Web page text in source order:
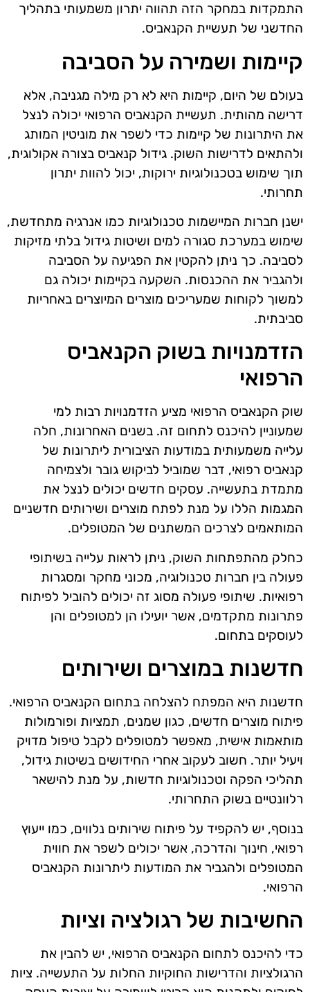
התמקדות במחקר הזה תהווה יתרון משמעותי בתהליך
החדשני של תעשיית הקנאביס.
קיימות ושמירה על הסביבה
בעולם של היום, קיימות היא לא רק מילה מגניבה, אלא
דרישה מהותית. תעשיית הקנאביס הרפואי יכולה לנצל
את היתרונות של קיימות כדי לשפר את מוניטין המותג
ולהתאים לדרישות השוק. גידול קנאביס בצורה אקולוגית,
תוך שימוש בטכנולוגיות ירוקות, יכול להוות יתרון
תחרותי.
ישנן חברות המיישמות טכנולוגיות כמו אנרגיה מתחדשת,
שימוש במערכת סגורה למים ושיטות גידול בלתי מזיקות
לסביבה. כך ניתן להקטין את הפגיעה על הסביבה
ולהגביר את ההכנסות. השקעה בקיימות יכולה גם
למשוך לקוחות שמעריכים מוצרים המיוצרים באחריות
סביבתית.
הזדמנויות בשוק הקנאביס
הרפואי
שוק הקנאביס הרפואי מציע הזדמנויות רבות למי
שמעוניין להיכנס לתחום זה. בשנים האחרונות, חלה
עלייה משמעותית במודעות הציבורית ליתרונות של
קנאביס רפואי, דבר שמוביל לביקוש גובר ולצמיחה
מתמדת בתעשייה. עסקים חדשים יכולים לנצל את
המגמות הללו על מנת לפתח מוצרים ושירותים חדשניים
המותאמים לצרכים המשתנים של המטופלים.
כחלק מהתפתחות השוק, ניתן לראות עלייה בשיתופי
פעולה בין חברות טכנולוגיה, מכוני מחקר ומסגרות
רפואיות. שיתופי פעולה מסוג זה יכולים להוביל לפיתוח
פתרונות מתקדמים, אשר יועילו הן למטופלים והן
לעוסקים בתחום.
חדשנות במוצרים ושירותים
חדשנות היא המפתח להצלחה בתחום הקנאביס הרפואי.
פיתוח מוצרים חדשים, כגון שמנים, תמציות ופורמולות
מותאמות אישית, מאפשר למטופלים לקבל טיפול מדויק
ויעיל יותר. חשוב לעקוב אחרי החידושים בשיטות גידול,
תהליכי הפקה וטכנולוגיות חדשות, על מנת להישאר
רלוונטיים בשוק התחרותי.
בנוסף, יש להקפיד על פיתוח שירותים נלווים, כמו ייעוץ
רפואי, חינוך והדרכה, אשר יכולים לשפר את חווית
המטופלים ולהגביר את המודעות ליתרונות הקנאביס
הרפואי.
החשיבות של רגולציה וציות
כדי להיכנס לתחום הקנאביס הרפואי, יש להבין את
הרגולציות והדרישות החוקיות החלות על התעשייה. ציות